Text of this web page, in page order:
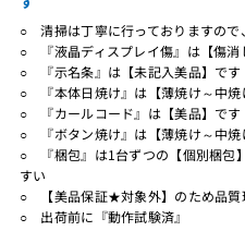
○ 清掃は丁寧に行っておりますので
○ 『液晶ディスプレイ傷』は【傷消
○ 『示名条』は【未記入美品】です
○ 『本体日焼け』は【薄焼け～中焼
○ 『カールコード』は【美品】です
○ 『ボタン焼け』は【薄焼け～中焼
○ 『梱包』は1台ずつの【個別梱包
すい
○ 【美品保証★対象外】のため品質
○ 出荷前に『動作試験済』